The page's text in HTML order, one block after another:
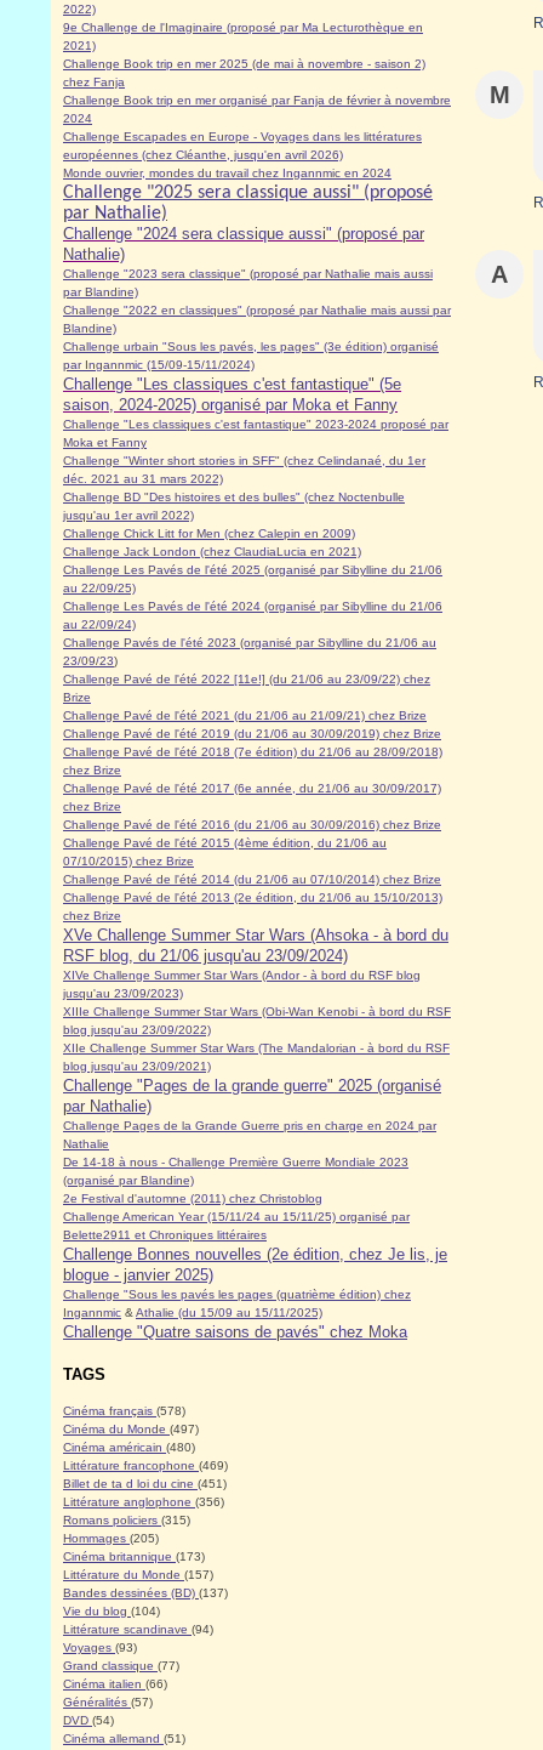
2022)
9e Challenge de l'Imaginaire (proposé par Ma Lecturothèque en
2021)
Challenge Book trip en mer 2025 (de mai à novembre - saison 2)
chez Fanja
Challenge Book trip en mer organisé par Fanja de février à novembre
2024
Challenge Escapades en Europe - Voyages dans les littératures
européennes (chez Cléanthe, jusqu'en avril 2026)
Monde ouvrier, mondes du travail chez Ingannmic en 2024
Challenge "2025 sera classique aussi" (proposé
par Nathalie)
Challenge "2024 sera classique aussi" (proposé par
Nathalie)
Challenge "2023 sera classique" (proposé par Nathalie mais aussi
par Blandine)
Challenge "2022 en classiques" (proposé par Nathalie mais aussi par
Blandine)
Challenge urbain "Sous les pavés, les pages" (3e édition) organisé
par Ingannmic (15/09-15/11/2024)
Challenge "Les classiques c'est fantastique" (5e
saison, 2024-2025) organisé par Moka et Fanny
Challenge "Les classiques c'est fantastique" 2023-2024 proposé par
Moka et Fanny
Challenge "Winter short stories in SFF" (chez Celindanaé, du 1er
déc. 2021 au 31 mars 2022)
Challenge BD "Des histoires et des bulles" (chez Noctenbulle
jusqu'au 1er avril 2022)
Challenge Chick Litt for Men (chez Calepin en 2009)
Challenge Jack London (chez ClaudiaLucia en 2021)
Challenge Les Pavés de l'été 2025 (organisé par Sibylline du 21/06
au 22/09/25)
Challenge Les Pavés de l'été 2024 (organisé par Sibylline du 21/06
au 22/09/24)
Challenge Pavés de l'été 2023 (organisé par Sibylline du 21/06 au
23/09/23)
Challenge Pavé de l'été 2022 [11e!] (du 21/06 au 23/09/22) chez
Brize
Challenge Pavé de l'été 2021 (du 21/06 au 21/09/21) chez Brize
Challenge Pavé de l'été 2019 (du 21/06 au 30/09/2019) chez Brize
Challenge Pavé de l'été 2018 (7e édition) du 21/06 au 28/09/2018)
chez Brize
Challenge Pavé de l'été 2017 (6e année, du 21/06 au 30/09/2017)
chez Brize
Challenge Pavé de l'été 2016 (du 21/06 au 30/09/2016) chez Brize
Challenge Pavé de l'été 2015 (4ème édition, du 21/06 au
07/10/2015) chez Brize
Challenge Pavé de l'été 2014 (du 21/06 au 07/10/2014) chez Brize
Challenge Pavé de l'été 2013 (2e édition, du 21/06 au 15/10/2013)
chez Brize
XVe Challenge Summer Star Wars (Ahsoka - à bord du
RSF blog, du 21/06 jusqu'au 23/09/2024)
XIVe Challenge Summer Star Wars (Andor - à bord du RSF blog
jusqu'au 23/09/2023)
XIIIe Challenge Summer Star Wars (Obi-Wan Kenobi - à bord du RSF
blog jusqu'au 23/09/2022)
XIIe Challenge Summer Star Wars (The Mandalorian - à bord du RSF
blog jusqu'au 23/09/2021)
Challenge "Pages de la grande guerre" 2025 (organisé
par Nathalie)
Challenge Pages de la Grande Guerre pris en charge en 2024 par
Nathalie
De 14-18 à nous - Challenge Première Guerre Mondiale 2023
(organisé par Blandine)
2e Festival d'automne (2011) chez Christoblog
Challenge American Year (15/11/24 au 15/11/25) organisé par
Belette2911 et Chroniques littéraires
Challenge Bonnes nouvelles (2e édition, chez Je lis, je
blogue - janvier 2025)
Challenge "Sous les pavés les pages (quatrième édition) chez
Ingannmic & Athalie (du 15/09 au 15/11/2025)
Challenge "Quatre saisons de pavés" chez Moka
TAGS
Cinéma français (578)
Cinéma du Monde (497)
Cinéma américain (480)
Littérature francophone (469)
Billet de ta d loi du cine (451)
Littérature anglophone (356)
Romans policiers (315)
Hommages (205)
Cinéma britannique (173)
Littérature du Monde (157)
Bandes dessinées (BD) (137)
Vie du blog (104)
Littérature scandinave (94)
Voyages (93)
Grand classique (77)
Cinéma italien (66)
Généralités (57)
DVD (54)
Cinéma allemand (51)
M
A